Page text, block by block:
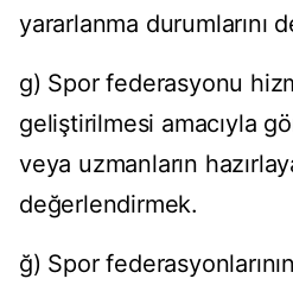
yararlanma durumlarını
g) Spor federasyonu
geliştirilmesi amacıyla
veya uzmanların
değerlendirmek.
ğ) Spor